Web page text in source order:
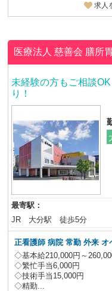
求人
医療法人 慈善会 膳所
未経験の方もご相談
り！
最寄駅：
JR 大分駅 徒歩5分
正看護師 病院 常勤 外来 オ
◇基本給210,000円～
◇繁忙手当6,000円
◇技術手当15,000円
◇精勤...